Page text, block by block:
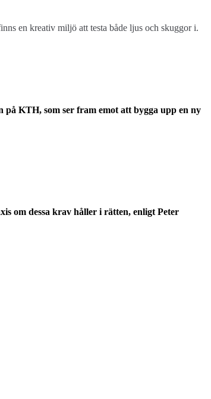
en kreativ miljö att testa både ljus och skuggor i.
på KTH, som ser fram emot att bygga upp en ny
om dessa krav håller i rätten, enligt Peter